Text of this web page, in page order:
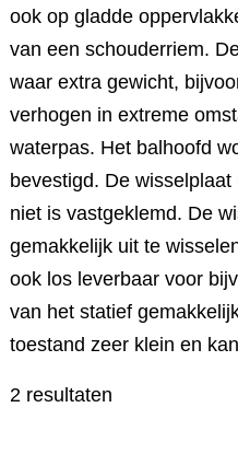
ook op gladde
van een schouderriem.
waar extra gewicht,
verhogen in extreme
waterpas. Het balhoofd
bevestigd. De
niet is vastgeklemd. De
gemakkelijk uit te
ook los leverbaar voor
van het statief
toestand zeer klein en
2 resultaten